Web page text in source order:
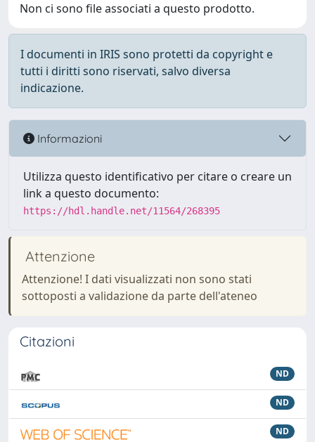
Non ci sono file associati a questo prodotto.
I documenti in IRIS sono protetti da copyright e
tutti i diritti sono riservati, salvo diversa
indicazione.
Informazioni
Utilizza questo identificativo per citare o creare un
link a questo documento:
https://hdl.handle.net/11564/268395
Attenzione
Attenzione! I dati visualizzati non sono stati
sottoposti a validazione da parte dell'ateneo
Citazioni
ND
ND
ND